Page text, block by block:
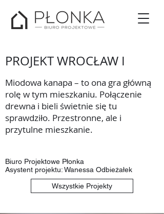
PROJEKT WROCŁAW I
Miodowa kanapa – to ona gra główną
rolę w tym mieszkaniu. Połączenie
drewna i bieli świetnie się tu
sprawdziło. Przestronne, ale i
przytulne mieszkanie.
Biuro Projektowe Płonka
Asystent projektu: Wanessa Odbieżałek
Wszystkie Projekty